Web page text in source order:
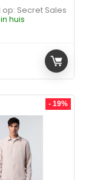
op:
Secret Sales
huis
- 19%